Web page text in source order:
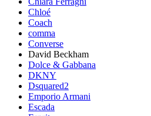
Chloé
Coach
comma
Converse
David Beckham
Dolce & Gabbana
DKNY
Dsquared2
Emporio Armani
Escada